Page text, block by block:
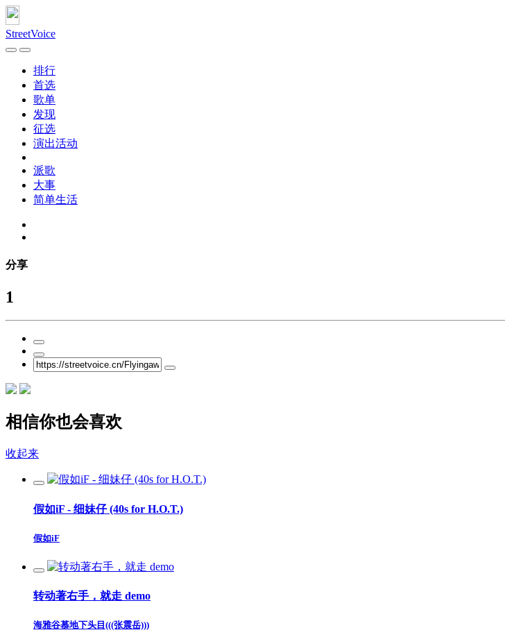
StreetVoice
排行
首选
歌单
发现
征选
演出活动
派歌
大事
简单生活
分享
1
相信你也会喜欢
收起来
假如iF - 细妹仔 (40s for H.O.T.)
假如iF
转动著右手，就走 demo
海雅谷慕地下头目(((张震岳)))